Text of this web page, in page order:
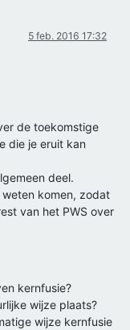
5 feb. 2016 17:32
de toekomstige
die je eruit kan
deel.
komen, zodat
van het PWS over
kernfusie?
wijze plaats?
wijze kernfusie